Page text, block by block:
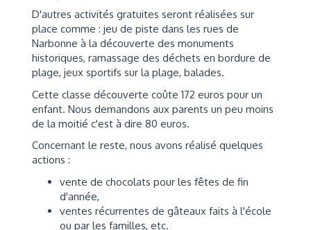
D'autres activités gratuites seront réalisées sur
place comme : jeu de piste dans les rues de
Narbonne à la découverte des monuments
historiques, ramassage des déchets en bordure de
plage, jeux sportifs sur la plage, balades.
Cette classe découverte coûte 172 euros pour un
enfant. Nous demandons aux parents un peu moins
de la moitié c'est à dire 80 euros.
Concernant le reste, nous avons réalisé quelques
actions :
vente de chocolats pour les fêtes de fin
d'année,
ventes récurrentes de gâteaux faits à l'école
ou par les familles, etc.